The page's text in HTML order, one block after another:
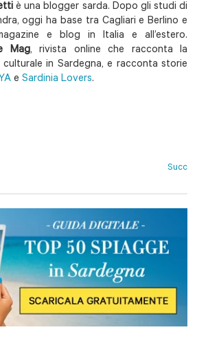
è una blogger sarda. Dopo gli studi di
oggi ha base tra Cagliari e Berlino e
e blog in Italia e all’estero.
Mag, rivista online che racconta la
in Sardegna, e racconta storie
e Sardinia Lovers.
Succ